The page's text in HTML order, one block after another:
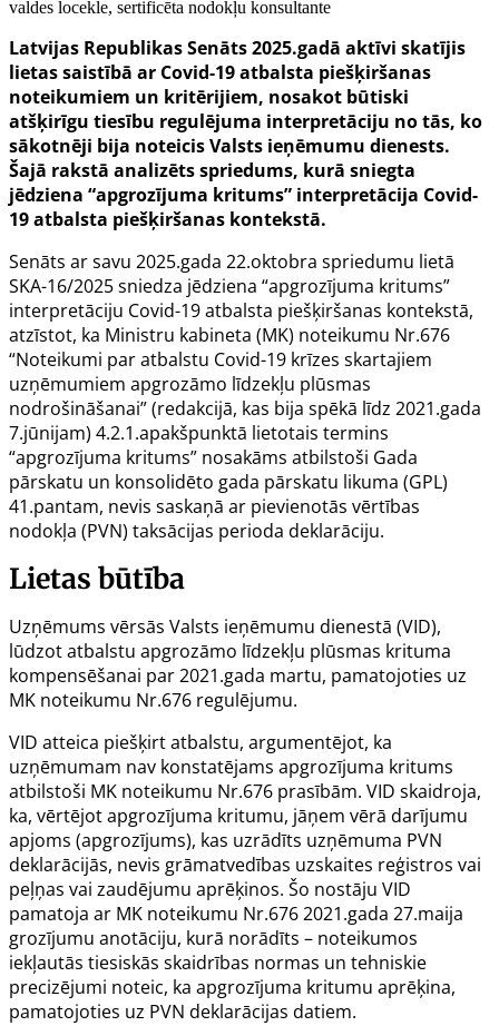
valdes locekle, sertificēta nodokļu konsultante
Latvijas Republikas Senāts 2025.gadā aktīvi skatījis
lietas saistībā ar Covid-19 atbalsta piešķiršanas
noteikumiem un kritērijiem, nosakot būtiski
atšķirīgu tiesību regulējuma interpretāciju no tās, ko
sākotnēji bija noteicis Valsts ieņēmumu dienests.
Šajā rakstā analizēts spriedums, kurā sniegta
jēdziena “apgrozījuma kritums” interpretācija Covid-
19 atbalsta piešķiršanas kontekstā.
Senāts ar savu 2025.gada 22.oktobra spriedumu lietā
SKA-16/2025 sniedza jēdziena “apgrozījuma kritums”
interpretāciju Covid-19 atbalsta piešķiršanas kontekstā,
atzīstot, ka Ministru kabineta (MK) noteikumu Nr.676
“Noteikumi par atbalstu Covid-19 krīzes skartajiem
uzņēmumiem apgrozāmo līdzekļu plūsmas
nodrošināšanai” (redakcijā, kas bija spēkā līdz 2021.gada
7.jūnijam) 4.2.1.apakšpunktā lietotais termins
“apgrozījuma kritums” nosakāms atbilstoši Gada
pārskatu un konsolidēto gada pārskatu likuma (GPL)
41.pantam, nevis saskaņā ar pievienotās vērtības
nodokļa (PVN) taksācijas perioda deklarāciju.
Lietas būtība
Uzņēmums vērsās Valsts ieņēmumu dienestā (VID),
lūdzot atbalstu apgrozāmo līdzekļu plūsmas krituma
kompensēšanai par 2021.gada martu, pamatojoties uz
MK noteikumu Nr.676 regulējumu.
VID atteica piešķirt atbalstu, argumentējot, ka
uzņēmumam nav konstatējams apgrozījuma kritums
atbilstoši MK noteikumu Nr.676 prasībām. VID skaidroja,
ka, vērtējot apgrozījuma kritumu, jāņem vērā darījumu
apjoms (apgrozījums), kas uzrādīts uzņēmuma PVN
deklarācijās, nevis grāmatvedības uzskaites reģistros vai
peļņas vai zaudējumu aprēķinos. Šo nostāju VID
pamatoja ar MK noteikumu Nr.676 2021.gada 27.maija
grozījumu anotāciju, kurā norādīts – noteikumos
iekļautās tiesiskās skaidrības normas un tehniskie
precizējumi noteic, ka apgrozījuma kritumu aprēķina,
pamatojoties uz PVN deklarācijas datiem.